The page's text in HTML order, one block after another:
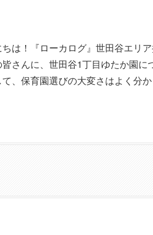
ちは！『ローカログ』世田谷エリ
さんに、世田谷1丁目ゆたか園
、保育園選びの大変さはよく分